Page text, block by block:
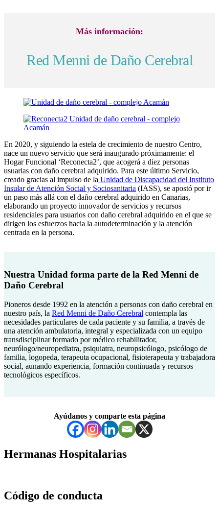
Más información:
Red Menni de Daño Cerebral
En 2020, y siguiendo la estela de crecimiento de nuestro Centro,
nace un nuevo servicio que será inaugurado próximamente: el
Hogar Funcional ‘Reconecta2’, que acogerá a diez personas
usuarias con daño cerebral adquirido. Para este último Servicio,
creado gracias al impulso de la Unidad de Discapacidad del Instituto
Insular de Atención Social y Sociosanitaria (IASS), se apostó por ir
un paso más allá con el daño cerebral adquirido en Canarias,
elaborando un proyecto innovador de servicios y recursos
residenciales para usuarios con daño cerebral adquirido en el que se
dirigen los esfuerzos hacia la autodeterminación y la atención
centrada en la persona.
Nuestra Unidad forma parte de la Red Menni de
Daño Cerebral
Pioneros desde 1992 en la atención a personas con daño cerebral en
nuestro país, la Red Menni de Daño Cerebral contempla las
necesidades particulares de cada paciente y su familia, a través de
una atención ambulatoria, integral y especializada con un equipo
transdisciplinar formado por médico rehabilitador,
neurólogo/neuropediatra, psiquiatra, neuropsicólogo, psicólogo de
familia, logopeda, terapeuta ocupacional, fisioterapeuta y trabajadora
social, aunando experiencia, formación continuada y recursos
tecnológicos específicos.
Ayúdanos y comparte esta página
a
la
Hermanas Hospitalarias
Código de conducta